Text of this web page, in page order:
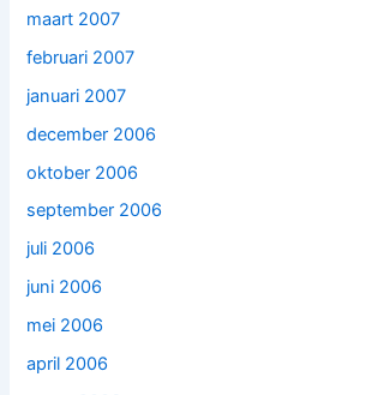
maart 2007
februari 2007
januari 2007
december 2006
oktober 2006
september 2006
juli 2006
juni 2006
mei 2006
april 2006